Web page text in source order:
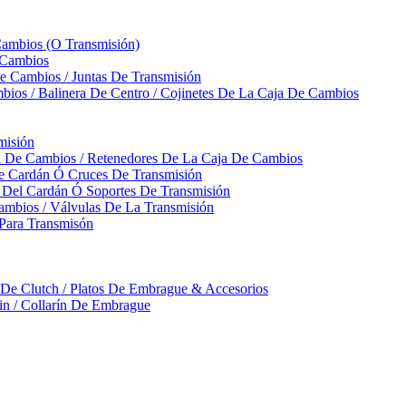
(O Transmisión)
Cambios / Juntas De Transmisión
/ Balinera De Centro / Cojinetes De La Caja De Cambios
Cambios / Retenedores De La Caja De Cambios
Cardán Ó Cruces De Transmisión
Cardán Ó Soportes De Transmisión
/ Válvulas De La Transmisión
Transmisón
Clutch / Platos De Embrague & Accesorios
/ Collarín De Embrague